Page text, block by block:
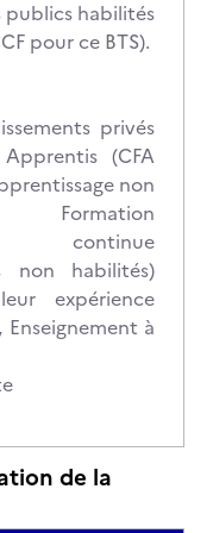
publics habilités
pour ce BTS).
privés
(CFA
non
continue
non habilités)
expérience
à
de la